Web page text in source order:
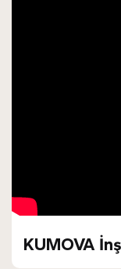
KUMOVA